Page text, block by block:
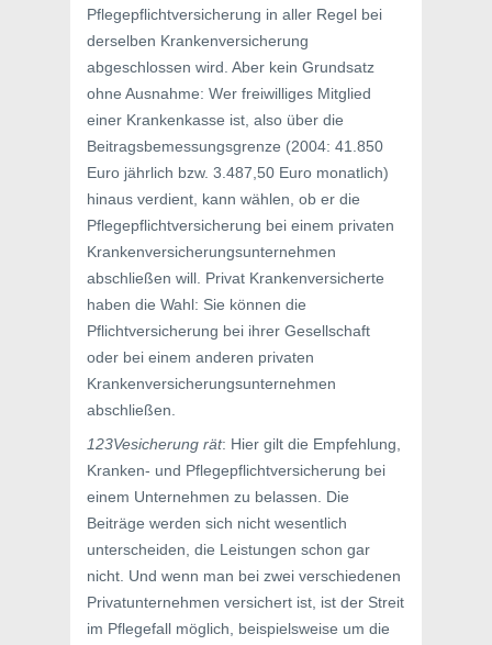
Pflegepflichtversicherung in aller Regel bei
derselben Krankenversicherung
abgeschlossen wird. Aber kein Grundsatz
ohne Ausnahme: Wer freiwilliges Mitglied
einer Krankenkasse ist, also über die
Beitragsbemessungsgrenze (2004: 41.850
Euro jährlich bzw. 3.487,50 Euro monatlich)
hinaus verdient, kann wählen, ob er die
Pflegepflichtversicherung bei einem privaten
Krankenversicherungsunternehmen
abschließen will. Privat Krankenversicherte
haben die Wahl: Sie können die
Pflichtversicherung bei ihrer Gesellschaft
oder bei einem anderen privaten
Krankenversicherungsunternehmen
abschließen.
123Vesicherung rät: Hier gilt die Empfehlung,
Kranken- und Pflegepflichtversicherung bei
einem Unternehmen zu belassen. Die
Beiträge werden sich nicht wesentlich
unterscheiden, die Leistungen schon gar
nicht. Und wenn man bei zwei verschiedenen
Privatunternehmen versichert ist, ist der Streit
im Pflegefall möglich, beispielsweise um die